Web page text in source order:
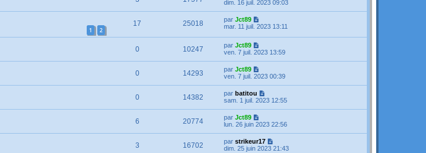
dim. 16 juil. 2023 09:03
1 2
17 25018 par Jct89
mar. 11 juil. 2023 13:11
0 10247 par Jct89
ven. 7 juil. 2023 13:59
0 14293 par Jct89
ven. 7 juil. 2023 00:39
0 14382 par batitou
sam. 1 juil. 2023 12:55
6 20774 par Jct89
lun. 26 juin 2023 22:56
3 16702 par strikeur17
dim. 25 juin 2023 21:43